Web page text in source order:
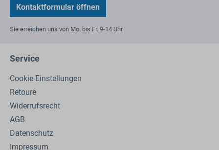
Kontaktformular öffnen
Sie erreichen uns von Mo. bis Fr. 9-14 Uhr
Service
Cookie-Einstellungen
Retoure
Widerrufsrecht
AGB
Datenschutz
Impressum